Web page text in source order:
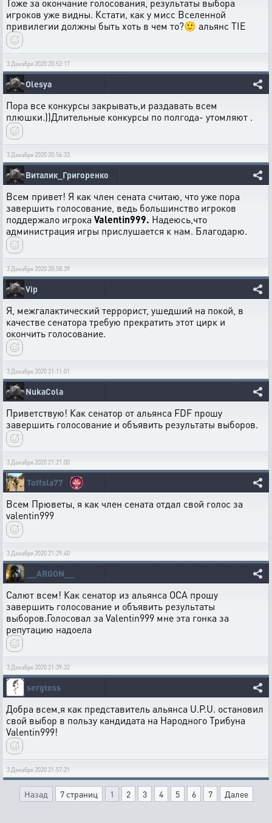
Тоже за окончание голосования, результаты выбора
игроков уже видны. Кстати, как у мисс Вселенной
привилегии должны быть хоть в чем то?🙂 альянс TIE
3 Декабря 2020 20:52:17
Olesya
Пора все конкурсы закрывать,и раздавать всем
плюшки.))Длительные конкурсы по полгода- утомляют .
3 Декабря 2020 20:56:33
Виталик_Григоренко
Всем привет! Я как член сената считаю, что уже пора
завершить голосование, ведь большинство игроков
поддержало игрока Valentin999. Надеюсь,что
администрация игры прислушается к нам. Благодарю.
3 Декабря 2020 20:58:39
Vip
Я, межгалактический террорист, ушедший на покой, в
качестве сенатора требую прекратить этот цирк и
окончить голосование.
3 Декабря 2020 21:11:01
NukaCola
Приветствую! Как сенатор от альянса FDF прошу
завершить голосование и объявить результаты выборов.
3 Декабря 2020 21:21:00
Toffsla77
Всем Прюветы, я как член сената отдал свой голос за
valentin999
3 Декабря 2020 21:29:40
__ARGON__
Салют всем! Как сенатор из альянса OCA прошу
завершить голосование и объявить результаты
выборов.Голосовал за Valentin999 мне эта гонка за
репутацию надоела
3 Декабря 2020 21:39:32
sergtoss
Добра всем,я как представитель альянса U.P.U. остановил
свой выбор в пользу кандидата на Народного Трибуна
Valentin999!
3 Декабря 2020 21:57:21
Назад 7 страниц 1 2 3 4 5 6 7 Далее